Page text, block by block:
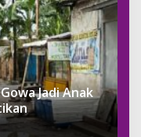
Jadi Anak